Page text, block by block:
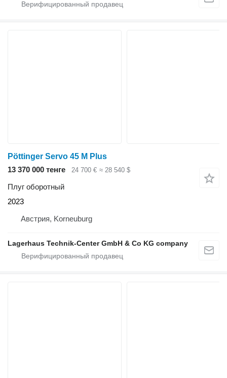
Pöttinger Servo 45 M Plus
13 370 000 тенге
24 700 € ≈ 28 540 $
Плуг оборотный
2023
Австрия, Korneuburg
Lagerhaus Technik-Center GmbH & Co KG company